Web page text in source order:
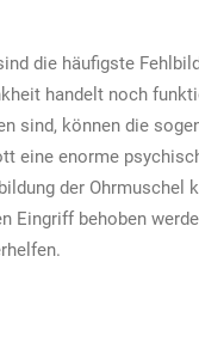
die häufigste
handelt noch
sind, können die
eine enorme
der Ohrmuschel
Eingriff behoben